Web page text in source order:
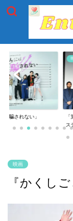
は騙されない」
ス
映画
『かくし